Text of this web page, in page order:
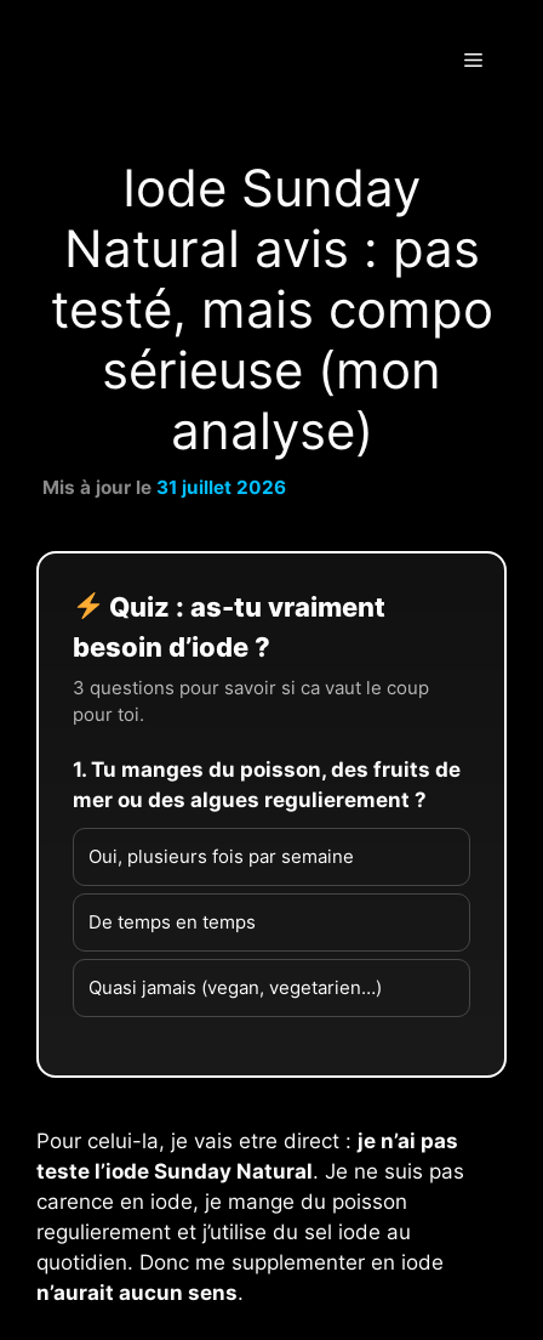
Menu
Iode Sunday
Natural avis : pas
testé, mais compo
sérieuse (mon
analyse)
31 juillet 2026
Quiz : as-tu vraiment
besoin d’iode ?
3 questions pour savoir si ca vaut le coup
pour toi.
1. Tu manges du poisson, des fruits de
mer ou des algues regulierement ?
Oui, plusieurs fois par semaine
De temps en temps
Quasi jamais (vegan, vegetarien…)
Pour celui-la, je vais etre direct : je n’ai pas
teste l’iode Sunday Natural. Je ne suis pas
carence en iode, je mange du poisson
regulierement et j’utilise du sel iode au
quotidien. Donc me supplementer en iode
n’aurait aucun sens.